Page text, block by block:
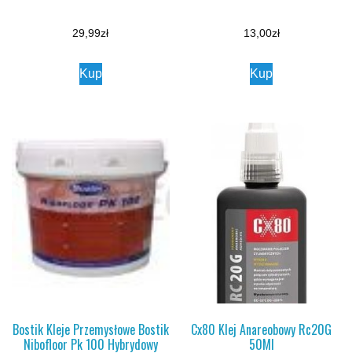
29,99zł
Kup
13,00zł
Kup
Bostik Kleje Przemysłowe Bostik
Nibofloor Pk 100 Hybrydowy
Cx80 Klej Anareobowy Rc20G
50Ml